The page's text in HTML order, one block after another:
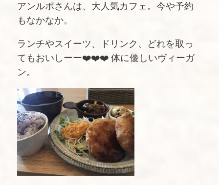
アンルポさんは、大人気カフェ。今や予約
もなかなか。
ランチやスイーツ、ドリンク、どれを取っ
てもおいしーー❤️❤️❤️ 体に優しいヴィーガ
ン。